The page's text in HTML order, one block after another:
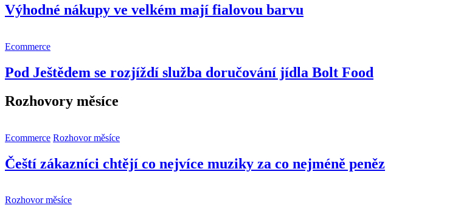
Výhodné nákupy ve velkém mají fialovou barvu
Ecommerce
Pod Ještědem se rozjíždí služba doručování jídla Bolt Food
Rozhovory měsíce
Ecommerce Rozhovor měsíce
Čeští zákazníci chtějí co nejvíce muziky za co nejméně peněz
Rozhovor měsíce